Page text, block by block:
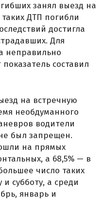
занял выезд на
ДТП погибли
достигла
Для
неправильно
составил
на встречную
необдуманного
водители
был запрещен.
на прямых
а 68,5% — в
число таких
субботу, а среди
январь и